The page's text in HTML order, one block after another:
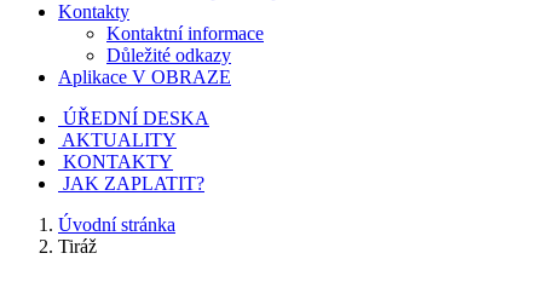
Kontakty
Kontaktní informace
Důležité odkazy
Aplikace V OBRAZE
ÚŘEDNÍ DESKA
AKTUALITY
KONTAKTY
JAK ZAPLATIT?
Úvodní stránka
Tiráž